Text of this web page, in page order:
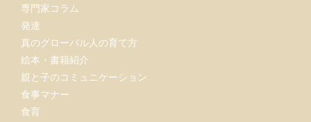
専門家コラム
発達
真のグローバル人の育て方
絵本・書籍紹介
親と子のコミュニケーション
食事マナー
食育